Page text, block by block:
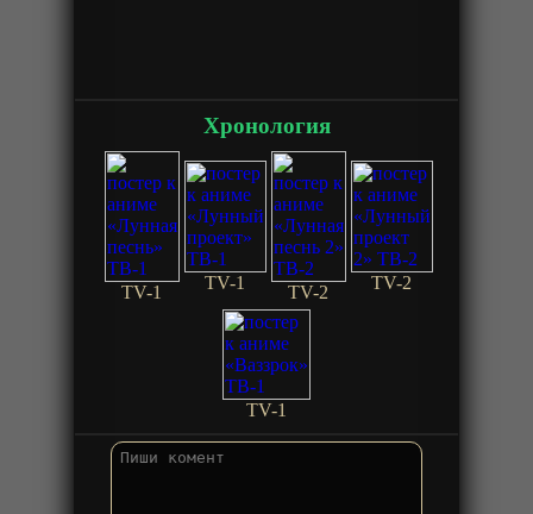
Хронология
TV-1 TV-1 TV-2 TV-2
TV-1